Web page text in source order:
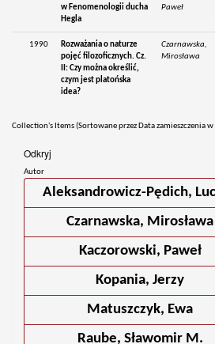
w Fenomenologii ducha
Hegla
Paweł
1990
Rozważania o naturze
pojęć filozoficznych. Cz.
II: Czy można określić,
czym jest platońska
idea?
Czarnawska,
Mirosława
Collection's Items (Sortowane przez Data zamieszczenia
Odkryj
Autor
Aleksandrowicz-Pędich,
Czarnawska, Mirosława
Kaczorowski, Paweł
Kopania, Jerzy
Matuszczyk, Ewa
Raube, Sławomir M.